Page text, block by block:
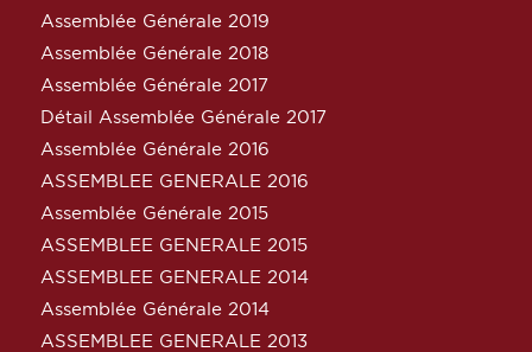
Assemblée Générale 2019
Assemblée Générale 2018
Assemblée Générale 2017
Détail Assemblée Générale 2017
Assemblée Générale 2016
ASSEMBLEE GENERALE 2016
Assemblée Générale 2015
ASSEMBLEE GENERALE 2015
ASSEMBLEE GENERALE 2014
Assemblée Générale 2014
ASSEMBLEE GENERALE 2013